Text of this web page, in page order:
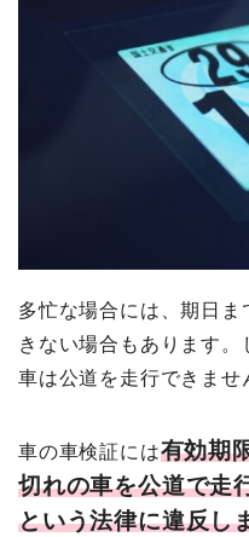
多忙な場合には、期日
きない場合もあります
車は公道を走行できませ
車の車検証には有効期
切れの車を公道で走
という法律に違反し